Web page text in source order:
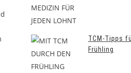
TCM-Tipps
Frühling